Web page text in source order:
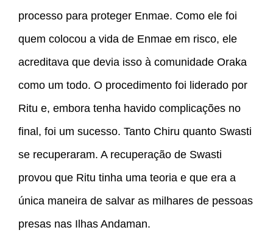
processo para proteger Enmae. Como ele foi
quem colocou a vida de Enmae em risco, ele
acreditava que devia isso à comunidade Oraka
como um todo. O procedimento foi liderado por
Ritu e, embora tenha havido complicações no
final, foi um sucesso. Tanto Chiru quanto Swasti
se recuperaram. A recuperação de Swasti
provou que Ritu tinha uma teoria e que era a
única maneira de salvar as milhares de pessoas
presas nas Ilhas Andaman.